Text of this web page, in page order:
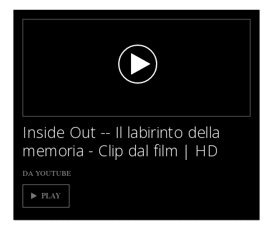
Inside Out -- Il labirinto della
memoria - Clip dal film | HD
DA YOUTUBE
PLAY